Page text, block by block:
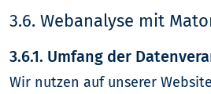
3.6. Webanalyse mit
3.6.1. Umfang der
Wir nutzen auf unserer